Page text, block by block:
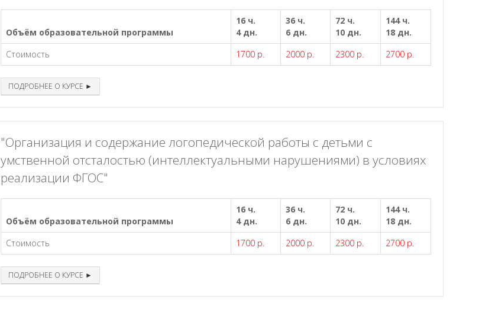
Объём образовательной программы
16 ч.
4 дн.
36 ч.
6 дн.
72 ч.
10 дн.
144 ч.
18 дн.
Стоимость
1700 р. 2000 р. 2300 р. 2700 р.
ПОДРОБНЕЕ О КУРСЕ ►
"Организация и содержание логопедической работы с детьми с
умственной отсталостью (интеллектуальными нарушениями) в условиях
реализации ФГОС"
Объём образовательной программы
16 ч.
4 дн.
36 ч.
6 дн.
72 ч.
10 дн.
144 ч.
18 дн.
Стоимость
1700 р. 2000 р. 2300 р. 2700 р.
ПОДРОБНЕЕ О КУРСЕ ►